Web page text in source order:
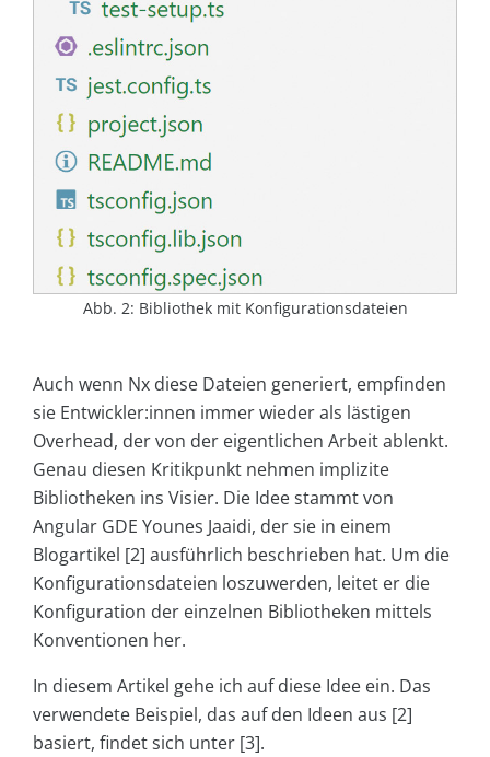
Abb. 2: Bibliothek mit Konfigurationsdateien
Auch wenn Nx diese Dateien generiert, empfinden
sie Entwickler:innen immer wieder als lästigen
Overhead, der von der eigentlichen Arbeit ablenkt.
Genau diesen Kritikpunkt nehmen implizite
Bibliotheken ins Visier. Die Idee stammt von
Angular GDE Younes Jaaidi, der sie in einem
Blogartikel [2] ausführlich beschrieben hat. Um die
Konfigurationsdateien loszuwerden, leitet er die
Konfiguration der einzelnen Bibliotheken mittels
Konventionen her.
In diesem Artikel gehe ich auf diese Idee ein. Das
verwendete Beispiel, das auf den Ideen aus [2]
basiert, findet sich unter [3].